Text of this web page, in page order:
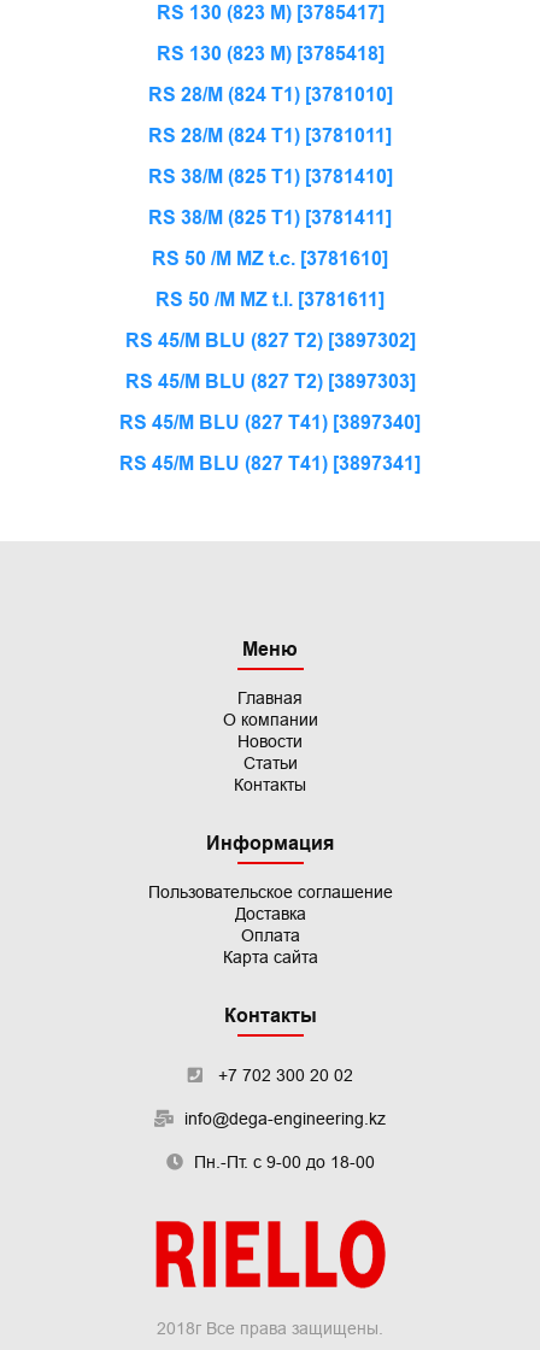
RS 130 (823 M) [3785417]
RS 130 (823 M) [3785418]
RS 28/M (824 T1) [3781010]
RS 28/M (824 T1) [3781011]
RS 38/M (825 T1) [3781410]
RS 38/M (825 T1) [3781411]
RS 50 /M MZ t.c. [3781610]
RS 50 /M MZ t.l. [3781611]
RS 45/M BLU (827 T2) [3897302]
RS 45/M BLU (827 T2) [3897303]
RS 45/M BLU (827 T41) [3897340]
RS 45/M BLU (827 T41) [3897341]
2018г Все права защищены.
Меню
Главная
О компании
Новости
Статьи
Контакты
Информация
Пользовательскоесоглашение
Доставка
Оплата
Карта сайта
Контакты
+7 702 300 20 02
info@dega-engineering.kz
Пн.-Пт. с 9-00 до 18-00